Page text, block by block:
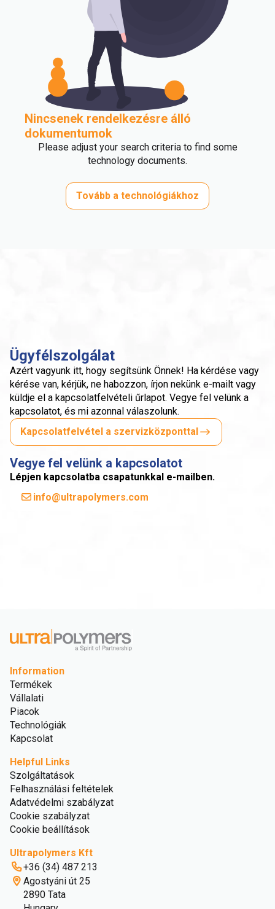
Nincsenek rendelkezésre álló
dokumentumok
Please adjust your search criteria to find some
technology documents.
Tovább a technológiákhoz
Ügyfélszolgálat
Azért vagyunk itt, hogy segítsünk Önnek! Ha kérdése vagy
kérése van, kérjük, ne habozzon, írjon nekünk e-mailt vagy
küldje el a kapcsolatfelvételi űrlapot. Vegye fel velünk a
kapcsolatot, és mi azonnal válaszolunk.
Kapcsolatfelvétel a szervizközponttal
Vegye fel velünk a kapcsolatot
Lépjen kapcsolatba csapatunkkal e-mailben.
info@ultrapolymers.com
Information
Termékek
Vállalati
Piacok
Technológiák
Kapcsolat
Helpful Links
Szolgáltatások
Felhasználási feltételek
Adatvédelmi szabályzat
Cookie szabályzat
Cookie beállítások
Ultrapolymers Kft
+36 (34) 487 213
Agostyáni út 25
2890 Tata